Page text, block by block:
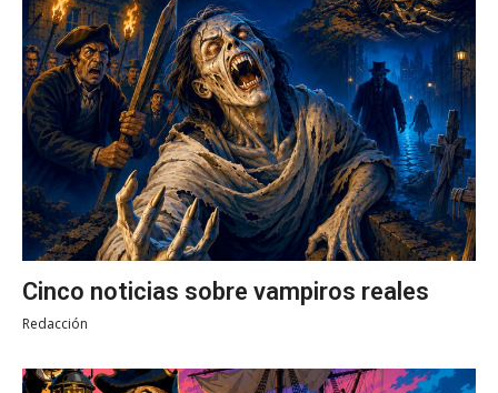
Cinco noticias sobre vampiros reales
Redacción